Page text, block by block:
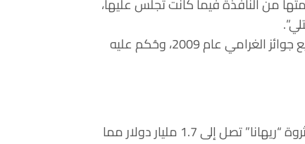
يُذكر أنّ كريس براون كان قد اعتدى على ريهانا قبل حفل توزيع جوائز الغرامي عام 2009، وحُكم عليه
وكانت مجلة “فوربس” الشهيرة قد ذكرت منذ عدة أشهر أن ثروة “ريهانا” تصل إلى 1.7 مليار دولار مما